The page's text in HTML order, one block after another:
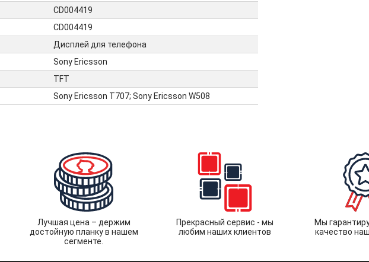
CD004419
CD004419
Дисплей для телефона
Sony Ericsson
TFT
Sony Ericsson T707; Sony Ericsson W508
Лучшая цена – держим
достойную планку в нашем
сегменте.
Прекрасный сервис - мы
любим наших клиентов
Мы
качество